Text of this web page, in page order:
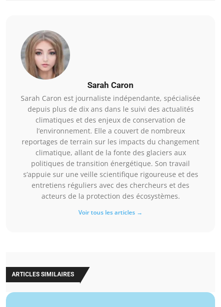
Sarah Caron
Sarah Caron est journaliste indépendante, spécialisée
depuis plus de dix ans dans le suivi des actualités
climatiques et des enjeux de conservation de
l’environnement. Elle a couvert de nombreux
reportages de terrain sur les impacts du changement
climatique, allant de la fonte des glaciers aux
politiques de transition énergétique. Son travail
s’appuie sur une veille scientifique rigoureuse et des
entretiens réguliers avec des chercheurs et des
acteurs de la protection des écosystèmes.
Voir tous les articles →
ARTICLES SIMILAIRES